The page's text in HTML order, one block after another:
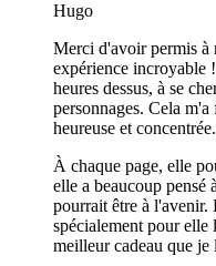
Hugo
Merci d'avoir permis à
expérience incroyable
heures dessus, à se
personnages. Cela
heureuse et concentrée.
À chaque page, elle
elle a beaucoup pensé
pourrait être à l'avenir.
spécialement pour elle
meilleur cadeau que